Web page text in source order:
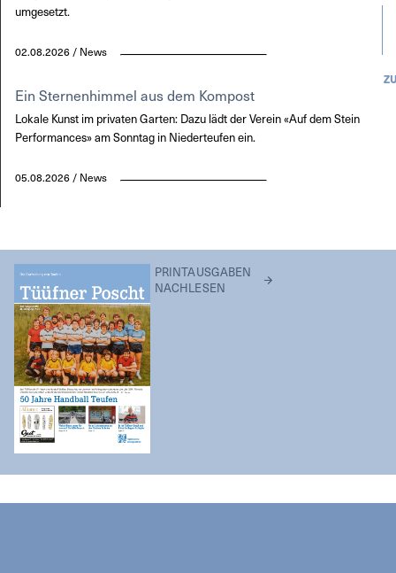
umgesetzt.
02.08.2026 / News
Ein Sternenhimmel aus dem Kompost
Lokale Kunst im privaten Garten: Dazu lädt der Verein «Auf dem Stein
Performances» am Sonntag in Niederteufen ein.
05.08.2026 / News
PRINTAUSGABEN
NACHLESEN